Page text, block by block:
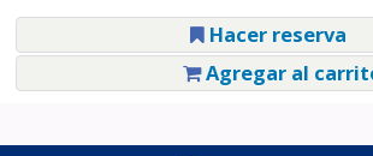
Hacer reserva
Agregar al